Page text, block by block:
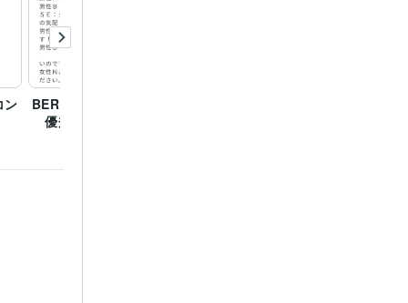
ン
BERRY GOOD CM2024
優秀賞